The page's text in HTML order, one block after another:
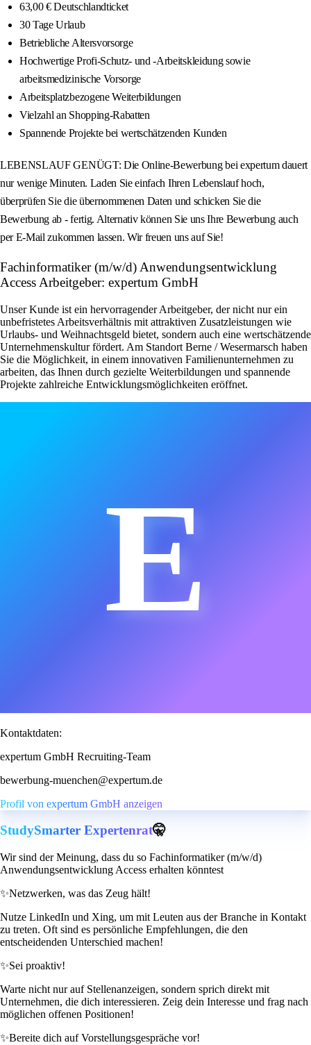
63,00 € Deutschlandticket
30 Tage Urlaub
Betriebliche Altersvorsorge
Hochwertige Profi-Schutz- und -Arbeitskleidung sowie
arbeitsmedizinische Vorsorge
Arbeitsplatzbezogene Weiterbildungen
Vielzahl an Shopping-Rabatten
Spannende Projekte bei wertschätzenden Kunden
LEBENSLAUF GENÜGT: Die Online-Bewerbung bei expertum dauert
nur wenige Minuten. Laden Sie einfach Ihren Lebenslauf hoch,
überprüfen Sie die übernommenen Daten und schicken Sie die
Bewerbung ab - fertig. Alternativ können Sie uns Ihre Bewerbung auch
per E-Mail zukommen lassen. Wir freuen uns auf Sie!
Fachinformatiker (m/w/d) Anwendungsentwicklung
Access Arbeitgeber: expertum GmbH
Unser Kunde ist ein hervorragender Arbeitgeber, der nicht nur ein
unbefristetes Arbeitsverhältnis mit attraktiven Zusatzleistungen wie
Urlaubs- und Weihnachtsgeld bietet, sondern auch eine wertschätzende
Unternehmenskultur fördert. Am Standort Berne / Wesermarsch haben
Sie die Möglichkeit, in einem innovativen Familienunternehmen zu
arbeiten, das Ihnen durch gezielte Weiterbildungen und spannende
Projekte zahlreiche Entwicklungsmöglichkeiten eröffnet.
E
Kontaktdaten:
expertum GmbH Recruiting-Team
bewerbung-muenchen@expertum.de
Profil von expertum GmbH anzeigen
StudySmarter Expertenrat🤫
Wir sind der Meinung, dass du so Fachinformatiker (m/w/d)
Anwendungsentwicklung Access erhalten könntest
✨Netzwerken, was das Zeug hält!
Nutze LinkedIn und Xing, um mit Leuten aus der Branche in Kontakt
zu treten. Oft sind es persönliche Empfehlungen, die den
entscheidenden Unterschied machen!
✨Sei proaktiv!
Warte nicht nur auf Stellenanzeigen, sondern sprich direkt mit
Unternehmen, die dich interessieren. Zeig dein Interesse und frag nach
möglichen offenen Positionen!
✨Bereite dich auf Vorstellungsgespräche vor!